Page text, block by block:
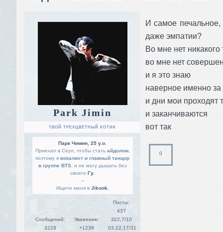
Park Jimin
ТВОЙ ТРЕХЦВЕТНЫЙ КОТИК
Парк Чимин, 25 y.o.
Приехал в Сеул, чтобы стать айдолом,
поэтому я вокалист и главный танцор
в группе BTS, и не могу дышать без
своего Гу.
--
Ищите меня в Jikook.
Сообщений:
3228
Уважение:
+1239
Посты:
437
322,7/10
03.22,17/31
И самое
даже эмпатии?
Во мне нет
во мне нет
и я это знаю
наверное именно за
и дни мои проходят
и заканчиваются
вот так
0